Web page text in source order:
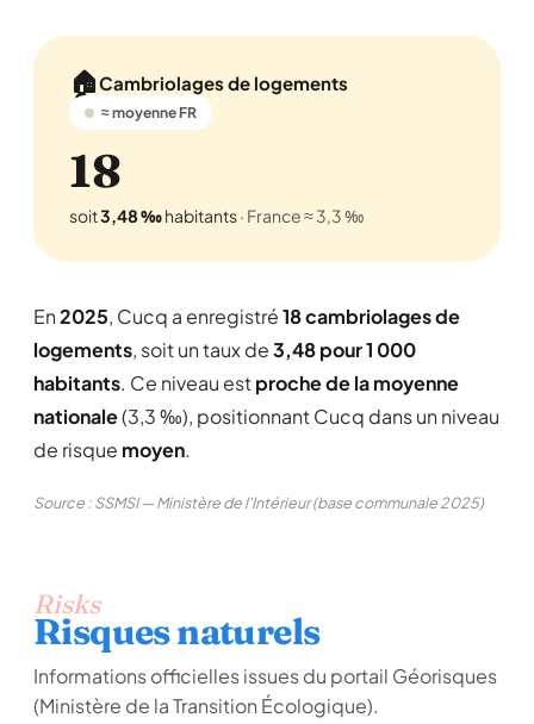
🏠Cambriolages de logements
≈ moyenne FR
18
soit3,48 ‰habitants· France ≈ 3,3 ‰
En2025, Cucq a enregistré18 cambriolages de
logements, soit un taux de3,48 pour 1 000
habitants. Ce niveau estproche de la moyenne
nationale(3,3 ‰), positionnant Cucq dans un niveau
de risque moyen.
Source : SSMSI — Ministère de l'Intérieur (base communale 2025)
Risks
Risques naturels
Informations officielles issues du portail Géorisques
(Ministère de la Transition Écologique).